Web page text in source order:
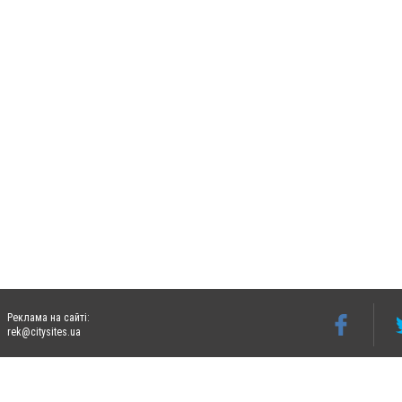
Реклама на сайті:
rek@citysites.ua